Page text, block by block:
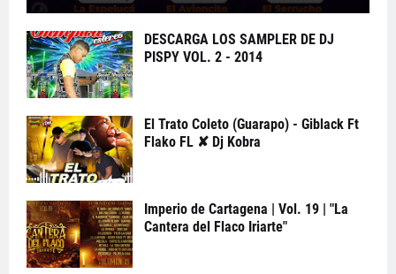
DESCARGA LOS SAMPLER DE DJ
PISPY VOL. 2 - 2014
El Trato Coleto (Guarapo) - Giblack Ft
Flako FL ✘ Dj Kobra
Imperio de Cartagena | Vol. 19 | "La
Cantera del Flaco Iriarte"